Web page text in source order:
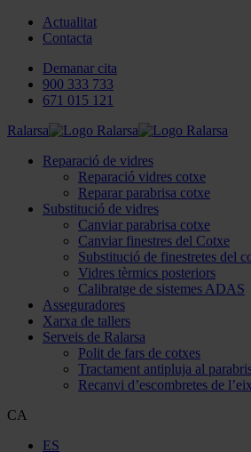
Actualitat
Contacta
Demanar cita
900 333 733
671 015 121
Ralarsa
Reparació de vidres
Reparació vidres cotxe
Reparar parabrisa cotxe
Substitució de vidres
Canviar parabrisa cotxe
Canviar finestres del Cotxe
Substitució de finestretes del
Vidres tèrmics posteriors
Calibratge de sistemes ADAS
Asseguradores
Xarxa de tallers
Serveis de Ralarsa
Polit de fars de cotxes
Tractament antipluja al
Recanvi d’escombretes de
CA
ES